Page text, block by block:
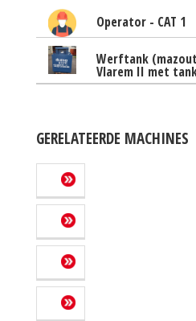
Operator - CAT 1
Werftank
Vlarem II met
GERELATEERDE MACHINES